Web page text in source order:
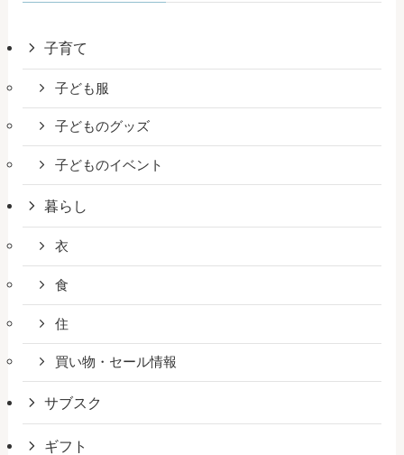
子育て
子ども服
子どものグッズ
子どものイベント
暮らし
衣
食
住
買い物・セール情報
サブスク
ギフト